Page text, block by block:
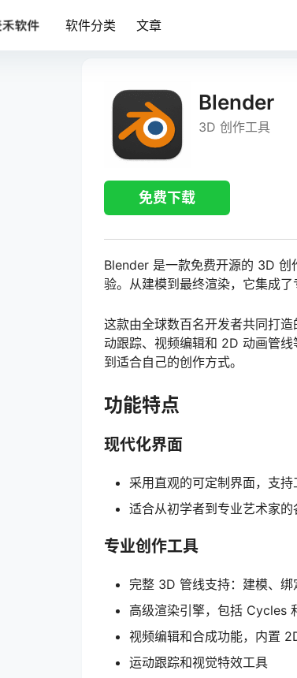
软件分类 文章
Blender
3D 创作工具
免费下载
Blender 是一款免费开源的 3D
验。从建模到最终渲染，它集成了
这款由全球数百名开发者共同打
动跟踪、视频编辑和 2D 动画管
到适合自己的创作方式。
功能特点
现代化界面
采用直观的可定制界面，支
适合从初学者到专业艺术家的
专业创作工具
完整 3D 管线支持：建模、
高级渲染引擎，包括 Cycles
视频编辑和合成功能，内置
运动跟踪和视觉特效工具